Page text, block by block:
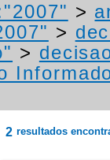
>
>
>
2 resultados